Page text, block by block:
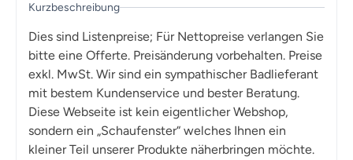
Kurzbeschreibung
Dies sind Listenpreise; Für Nettopreise verlangen Sie
bitte eine Offerte. Preisänderung vorbehalten. Preise
exkl. MwSt. Wir sind ein sympathischer Badlieferant
mit bestem Kundenservice und bester Beratung.
Diese Webseite ist kein eigentlicher Webshop,
sondern ein „Schaufenster“ welches Ihnen ein
kleiner Teil unserer Produkte näherbringen möchte.